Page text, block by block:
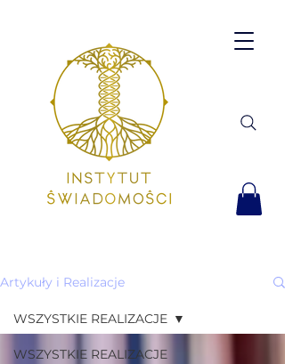
Artykuły i Realizacje
WSZYSTKIE REALIZACJE
WSZYSTKIE REALIZACJE